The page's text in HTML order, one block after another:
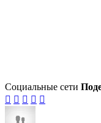
Социальные сети
    